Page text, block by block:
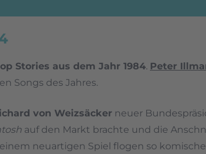
Stories aus dem Jahr 1984. Peter
Songs des Jahres.
von Weizsäcker neuer
auf den Markt brachte und die
neuartigen Spiel flogen so